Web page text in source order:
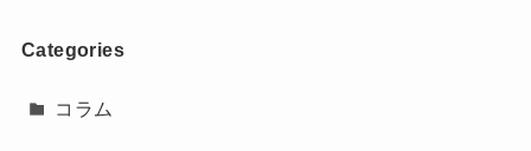
Categories
コラム